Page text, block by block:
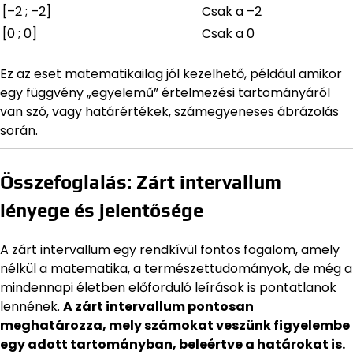
[–2 ; –2]
Csak a –2
[0 ; 0]
Csak a 0
Ez az eset matematikailag jól kezelhető, például amikor
egy függvény „egyelemű” értelmezési tartományáról
van szó, vagy határértékek, számegyeneses ábrázolás
során.
Összefoglalás: Zárt intervallum
lényege és jelentősége
A zárt intervallum egy rendkívül fontos fogalom, amely
nélkül a matematika, a természettudományok, de még a
mindennapi életben előforduló leírások is pontatlanok
lennének. A zárt intervallum pontosan
meghatározza, mely számokat veszünk figyelembe
egy adott tartományban, beleértve a határokat is.